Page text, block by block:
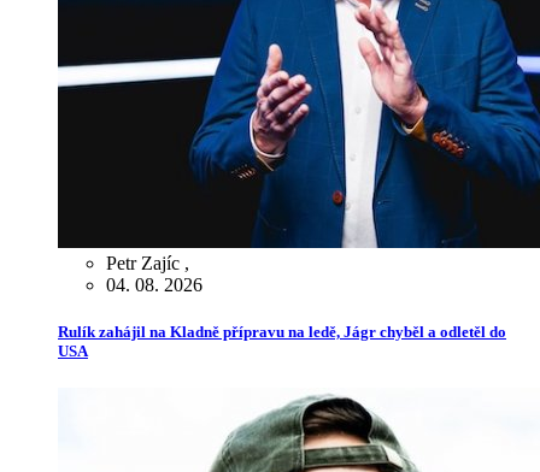
Petr Zajíc ,
04. 08. 2026
Rulík zahájil na Kladně přípravu na ledě, Jágr chyběl a odletěl do
USA